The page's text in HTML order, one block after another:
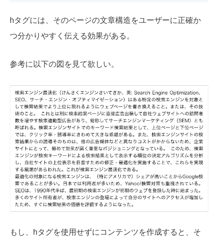
hタグには、そのページの文章構造をユーザーに正確か
つ分かりやすく伝える効果がある。
参考に以下の図を見て欲しい。
もし、hタグを使用せずにコンテンツを作成すると、そ